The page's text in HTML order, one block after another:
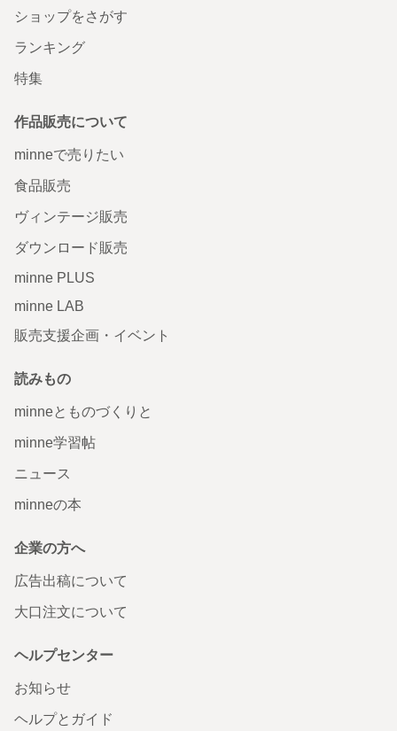
ショップをさがす
ランキング
特集
作品販売について
minneで売りたい
食品販売
ヴィンテージ販売
ダウンロード販売
minne PLUS
minne LAB
販売支援企画・イベント
読みもの
minneとものづくりと
minne学習帖
ニュース
minneの本
企業の方へ
広告出稿について
大口注文について
ヘルプセンター
お知らせ
ヘルプとガイド